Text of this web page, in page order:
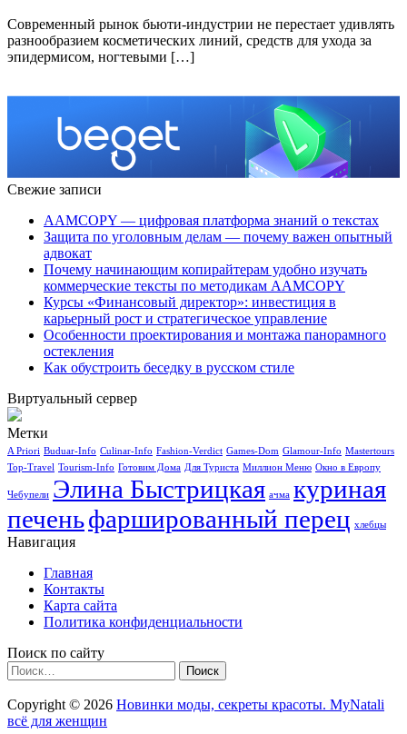
Современный рынок бьюти-индустрии не перестает удивлять
разнообразием косметических линий, средств для ухода за
эпидермисом, ногтевыми […]
Свежие записи
AAMCOPY — цифровая платформа знаний о текстах
Защита по уголовным делам — почему важен опытный
адвокат
Почему начинающим копирайтерам удобно изучать
коммерческие тексты по методикам AAMCOPY
Курсы «Финансовый директор»: инвестиция в
карьерный рост и стратегическое управление
Особенности проектирования и монтажа панорамного
остекления
Как обустроить беседку в русском стиле
Виртуальный сервер
Метки
A Priori Buduar-Info Culinar-Info Fashion-Verdict Games-Dom Glamour-Info Mastertours
Top-Travel Tourism-Info Готовим Дома Для Туриста Миллион Меню Окно в Европу
Чебупели Элина Быстрицкая ачма куриная
печеньфаршированный перец хлебцы
Навигация
Главная
Контакты
Карта сайта
Политика конфиденциальности
Поиск по сайту
Найти:
Copyright © 2026 Новинки моды, секреты красоты. MyNatali
всё для женщин